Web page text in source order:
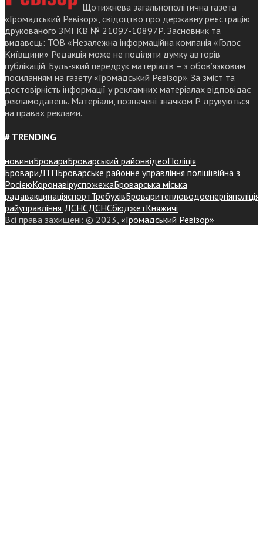
Щотижнева загальнополітична газета
«Громадський Ревізор», свідоцтво про державну реєстрацію
друкованого ЗМІ КВ № 21097-10897Р. Засновник та
видавець: ТОВ «Незалежна інформаційна компанія «Голос
Київщини» Редакція може не поділяти думку авторів
публікацій. Будь-який передрук матеріалів – з обов’язковим
посиланням на газету «Громадський Ревізор». За зміст та
достовірність інформації у рекламних матеріалах відповідає
рекламодавець. Матеріали, позначені значком Р друкуються
на правах реклами.
# TRENDING
новиниБровариБроварський районвідеоПоліція
БровариДТПБроварське районне управління поліціївійна з
РосієюКоронавіруспожежаБроварська міська
радавакцинаціяспортТребухівБроваритепловодоенергіяполіція
райуправління ДСНСДСНСбюджетКняжичі
Всі права захищені: © 2023, «Громадський Ревізор»